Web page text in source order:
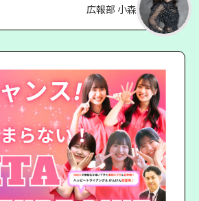
広報部 小森